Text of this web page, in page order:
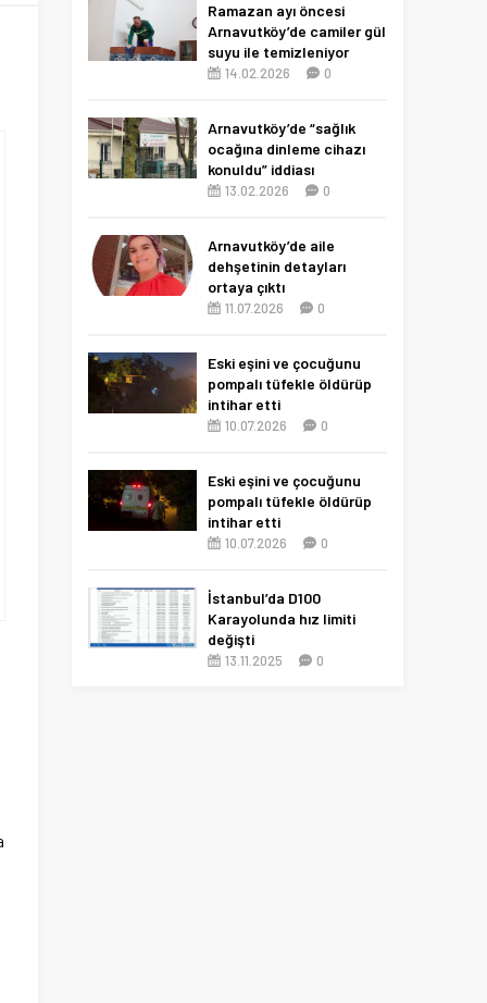
Ramazan ayı öncesi
Arnavutköy’de camiler gül
suyu ile temizleniyor
14.02.2026 0
Arnavutköy’de “sağlık
ocağına dinleme cihazı
konuldu” iddiası
13.02.2026 0
Arnavutköy’de aile
dehşetinin detayları
ortaya çıktı
11.07.2026 0
Eski eşini ve çocuğunu
pompalı tüfekle öldürüp
intihar etti
10.07.2026 0
Eski eşini ve çocuğunu
pompalı tüfekle öldürüp
intihar etti
10.07.2026 0
İstanbul’da D100
Karayolunda hız limiti
değişti
13.11.2025 0